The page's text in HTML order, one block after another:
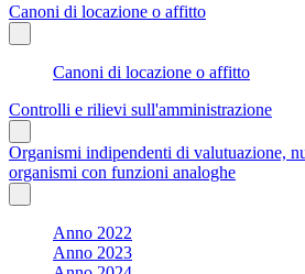
Canoni di locazione o affitto
Canoni di locazione o affitto
Controlli e rilievi sull'amministrazione
Organismi indipendenti di valutuazione,
organismi con funzioni analoghe
Anno 2022
Anno 2023